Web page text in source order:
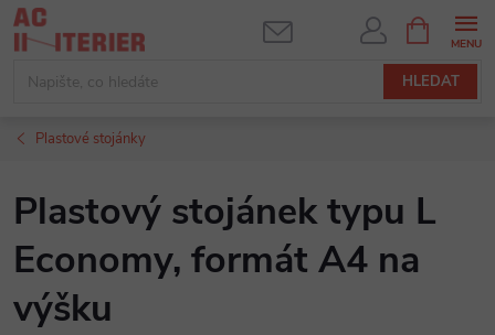
Přejít
na
HLEDAT
NÁKUPNÍ
KOŠÍK
Plastové stojánky
Plastový stojánek typu L
Economy, formát A4 na
výšku